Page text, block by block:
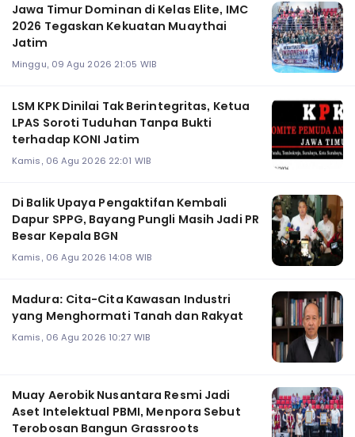
Jawa Timur Dominan di Kelas Elite, IMC
2026 Tegaskan Kekuatan Muaythai
Jatim
Minggu, 09 Agu 2026 21:05 WIB
LSM KPK Dinilai Tak Berintegritas, Ketua
LPAS Soroti Tuduhan Tanpa Bukti
terhadap KONI Jatim
Kamis, 06 Agu 2026 22:01 WIB
Di Balik Upaya Pengaktifan Kembali
Dapur SPPG, Bayang Pungli Masih Jadi PR
Besar Kepala BGN
Kamis, 06 Agu 2026 14:08 WIB
Madura: Cita-Cita Kawasan Industri
yang Menghormati Tanah dan Rakyat
Kamis, 06 Agu 2026 10:27 WIB
Muay Aerobik Nusantara Resmi Jadi
Aset Intelektual PBMI, Menpora Sebut
Terobosan Bangun Grassroots